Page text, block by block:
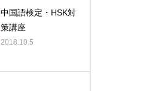
中国語検定・HSK対
策講座
2018.10.5